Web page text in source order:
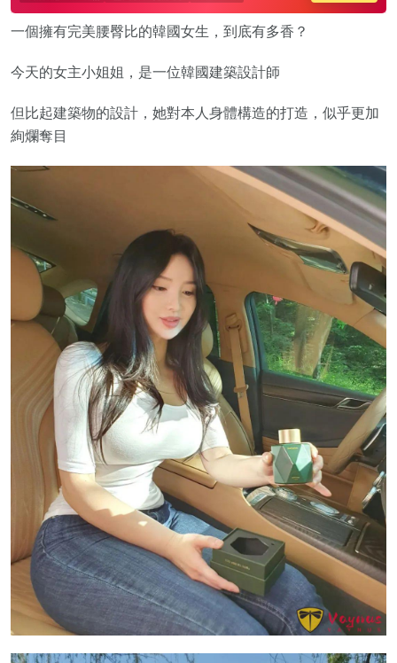
一個擁有完美腰臀比的韓國女生，到底有多香？
今天的女主小姐姐，是一位韓國建築設計師
但比起建築物的設計，她對本人身體構造的打造，似乎更加
絢爛奪目